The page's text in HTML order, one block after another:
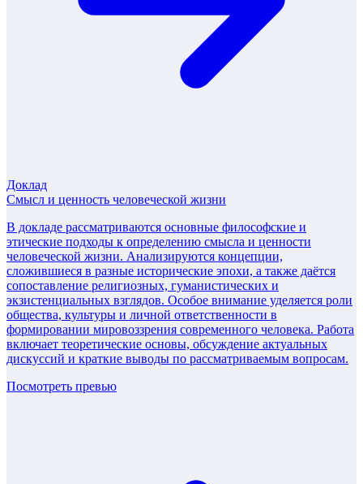
Доклад
Смысл и ценность человеческой жизни
В докладе рассматриваются основные философские и
этические подходы к определению смысла и ценности
человеческой жизни. Анализируются концепции,
сложившиеся в разные исторические эпохи, а также даётся
сопоставление религиозных, гуманистических и
экзистенциальных взглядов. Особое внимание уделяется роли
общества, культуры и личной ответственности в
формировании мировоззрения современного человека. Работа
включает теоретические основы, обсуждение актуальных
дискуссий и краткие выводы по рассматриваемым вопросам.
Посмотреть превью